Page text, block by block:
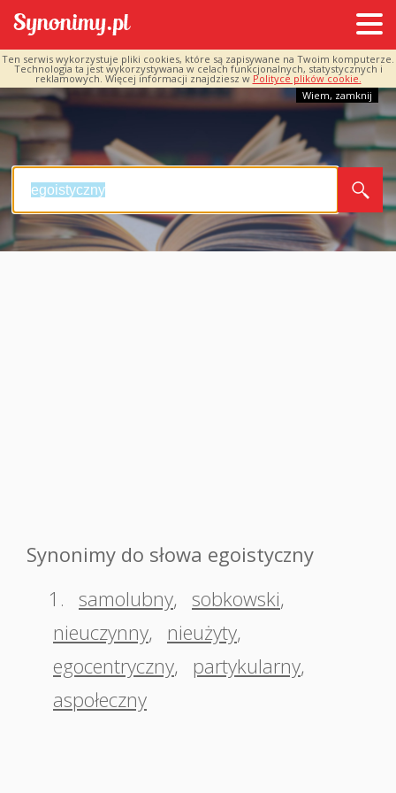
Ten serwis wykorzystuje pliki cookies, które są zapisywane na Twoim komputerze.
Technologia ta jest wykorzystywana w celach funkcjonalnych, statystycznych i
reklamowych. Więcej informacji znajdziesz w Polityce plików cookie.
Wiem, zamknij
Synonimy do słowa egoistyczny
1.
samolubny, sobkowski,
nieuczynny, nieużyty,
egocentryczny, partykularny,
aspołeczny